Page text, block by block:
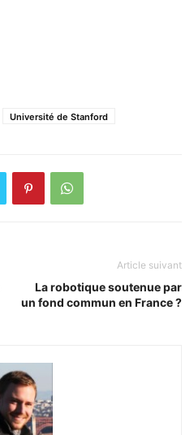
Université de Stanford
Article suivant
La robotique soutenue par
un fond commun en France ?